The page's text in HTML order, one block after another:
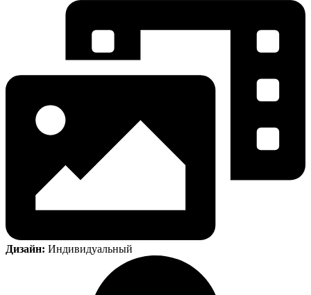
Дизайн: Индивидуальный